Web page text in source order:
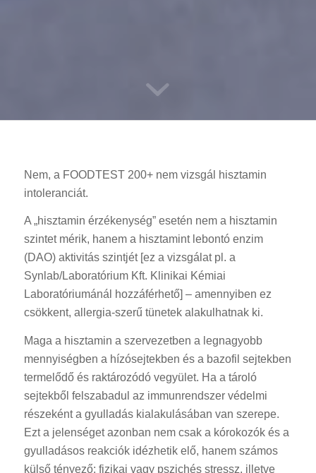
Nem, a FOODTEST 200+ nem vizsgál hisztamin
intoleranciát.
A „hisztamin érzékenység” esetén nem a hisztamin
szintet mérik, hanem a hisztamint lebontó enzim
(DAO) aktivitás szintjét [ez a vizsgálat pl. a
Synlab/Laboratórium Kft. Klinikai Kémiai
Laboratóriumánál hozzáférhető] – amennyiben ez
csökkent, allergia-szerű tünetek alakulhatnak ki.
Maga a hisztamin a szervezetben a legnagyobb
mennyiségben a hízósejtekben és a bazofil sejtekben
termelődő és raktározódó vegyület. Ha a tároló
sejtekből felszabadul az immunrendszer védelmi
részeként a gyulladás kialakulásában van szerepe.
Ezt a jelenséget azonban nem csak a kórokozók és a
gyulladásos reakciók idézhetik elő, hanem számos
külső tényező: fizikai vagy pszichés stressz, illetve